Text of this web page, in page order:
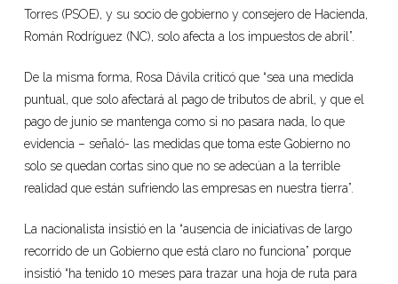
Torres (PSOE), y su socio de gobierno y consejero de Hacienda,
Román Rodríguez (NC), solo afecta a los impuestos de abril”.
De la misma forma, Rosa Dávila criticó que “sea una medida
puntual, que solo afectará al pago de tributos de abril, y que el
pago de junio se mantenga como si no pasara nada, lo que
evidencia – señaló- las medidas que toma este Gobierno no
solo se quedan cortas sino que no se adecúan a la terrible
realidad que están sufriendo las empresas en nuestra tierra”.
La nacionalista insistió en la “ausencia de iniciativas de largo
recorrido de un Gobierno que está claro no funciona” porque
insistió “ha tenido 10 meses para trazar una hoja de ruta para